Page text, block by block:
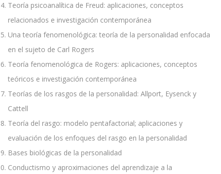
Teoría psicoanalítica de Freud: aplicaciones, conceptos
relacionados e investigación contemporánea
Una teoría fenomenológica: teoría de la personalidad enfocada
en el sujeto de Carl Rogers
Teoría fenomenológica de Rogers: aplicaciones, conceptos
teóricos e investigación contemporánea
Teorías de los rasgos de la personalidad: Allport, Eysenck y
Cattell
Teoría del rasgo: modelo pentafactorial; aplicaciones y
evaluación de los enfoques del rasgo en la personalidad
Bases biológicas de la personalidad
Conductismo y aproximaciones del aprendizaje a la